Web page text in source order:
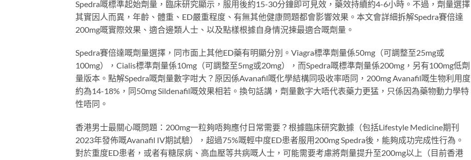
Spedra嘅標準起始劑量，臨床研究顯示，服用後約15-30分鐘即可見效，藥效持續約4-6小時。不過，劑量選擇
其實因人而異，年齡、體重、ED嚴重程度、有無其他健康問題都會影響效果。本文會詳細拆解Spedra賽倍達
200mg嘅實際效果、適合邊類人士、以及點樣根據自身情況揀最適合嘅劑量。
Spedra賽倍達嘅劑量選擇，同市面上其他ED藥有明顯分別。Viagra標準劑量係50mg（可調整至25mg或
100mg），Cialis標準劑量係10mg（可調整至5mg或20mg），而Spedra嘅標準劑量係200mg，另有100mg低劑
量版本。點解Spedra嘅劑量數字咁大？原因係Avanafil嘅化學結構同吸收率唔同，200mg Avanafil嘅生物利用度
約為14-18%，同50mg Sildenafil嘅效果相若。換句話講，劑量數字大唔代表藥力更猛，只係因為藥物動力學特
性唔同。
香港男士最關心嘅問題：200mg一粒夠唔夠應付日常需要？根據臨床研究數據（包括Lifestyle Medicine期刊
2023年發佈嘅Avanafil IV期試驗），超過75%嘅輕中度ED患者服用200mg Spedra後，能夠成功完成性行為。
對於重度ED患者，或者有糖尿病、高血壓等共病嘅人士，可能需要考慮將劑量提升至200mg以上（目前香港